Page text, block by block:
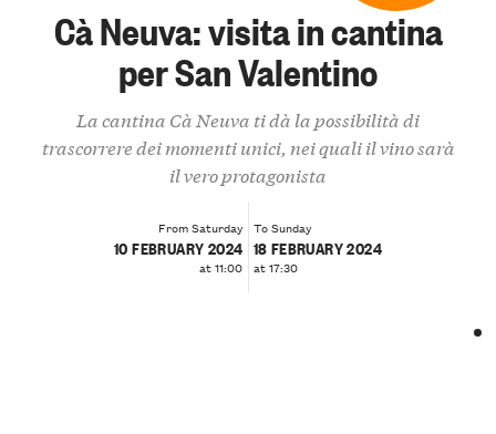
Cà Neuva: visita in cantina
per San Valentino
La cantina Cà Neuva ti dà la possibilità di
trascorrere dei momenti unici, nei quali il vino sarà
il vero protagonista
From Saturday
10 FEBRUARY 2024
at 11:00
To Sunday
18 FEBRUARY 2024
at 17:30